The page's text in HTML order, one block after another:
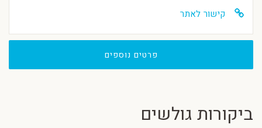
קישור לאתר
פרטים נוספים
ביקורות גולשים